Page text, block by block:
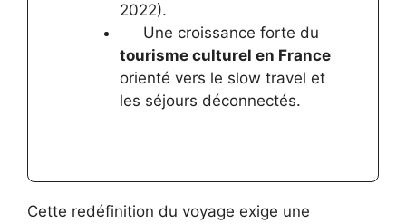
2022).
Une croissance forte du
tourisme culturel en France
orienté vers le slow travel et
les séjours déconnectés.
Cette redéfinition du voyage exige une